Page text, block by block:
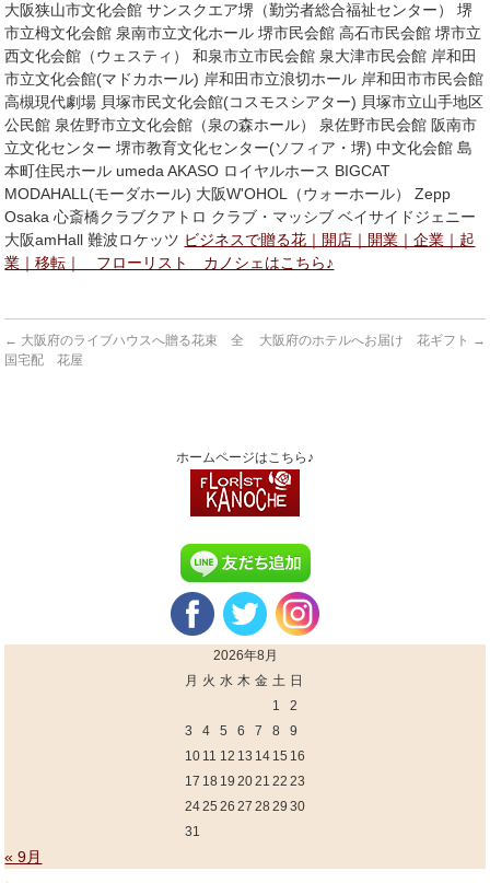
大阪狭山市文化会館 サンスクエア堺（勤労者総合福祉センター） 堺
市立栂文化会館 泉南市立文化ホール 堺市民会館 高石市民会館 堺市立
西文化会館（ウェスティ） 和泉市立市民会館 泉大津市民会館 岸和田
市立文化会館(マドカホール) 岸和田市立浪切ホール 岸和田市市民会館
高槻現代劇場 貝塚市民文化会館(コスモスシアター) 貝塚市立山手地区
公民館 泉佐野市立文化会館（泉の森ホール） 泉佐野市民会館 阪南市
立文化センター 堺市教育文化センター(ソフィア・堺) 中文化会館 島
本町住民ホール umeda AKASO ロイヤルホース BIGCAT
MODAHALL(モーダホール) 大阪W'OHOL（ウォーホール） Zepp
Osaka 心斎橋クラブクアトロ クラブ・マッシブ ベイサイドジェニー
大阪amHall 難波ロケッツ ビジネスで贈る花｜開店｜開業｜企業｜起
業｜移転｜ フローリスト カノシェはこちら♪
← 大阪府のライブハウスへ贈る花束 全
国宅配 花屋
大阪府のホテルへお届け 花ギフト →
ホームページはこちら♪
2026年8月
月 火 水 木 金 土 日
1
2
3
4 5 6 7 8
9
10 11 12 13 14 15 16
17 18 19 2021 22 23
2425 26 27 28 29 30
31
« 9月